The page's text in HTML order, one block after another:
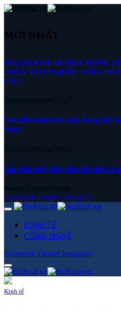
MỚI NHẤT
MASTERISE HOMES ĐỒNG
TRÊN TOÀN QUỐC VỚI GIẢI
VIỆT
Thứ Hai, 03/08/2026, 15:31
Nới điều kiện bán nhà đang thế
mua?
Thứ Sáu, 31/07/2026, 16:50
Giá nhà mặt phố, nhà đất thổ cư
Thứ Hai, 27/07/2026, 11:16
Facebook Twitter Instagram
KINH TẾ
CÔNG NGHỆ
Facebook Twitter Instagram
Kinh tế